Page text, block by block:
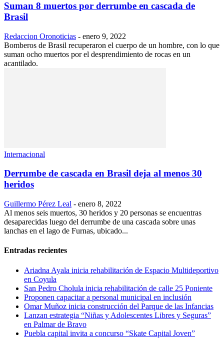
Suman 8 muertos por derrumbe en cascada de
Brasil
Redaccion Oronoticias - enero 9, 2022
Bomberos de Brasil recuperaron el cuerpo de un hombre, con lo que
suman ocho muertos por el desprendimiento de rocas en un
acantilado.
Internacional
Derrumbe de cascada en Brasil deja al menos 30
heridos
Guillermo Pérez Leal - enero 8, 2022
Al menos seis muertos, 30 heridos y 20 personas se encuentras
desaparecidas luego del derrumbe de una cascada sobre unas
lanchas en el lago de Furnas, ubicado...
Entradas recientes
Ariadna Ayala inicia rehabilitación de Espacio Multideportivo
en Coyula
San Pedro Cholula inicia rehabilitación de calle 25 Poniente
Proponen capacitar a personal municipal en inclusión
Omar Muñoz inicia construcción del Parque de las Infancias
Lanzan estrategia “Niñas y Adolescentes Libres y Seguras”
en Palmar de Bravo
Puebla capital invita a concurso “Skate Capital Joven”